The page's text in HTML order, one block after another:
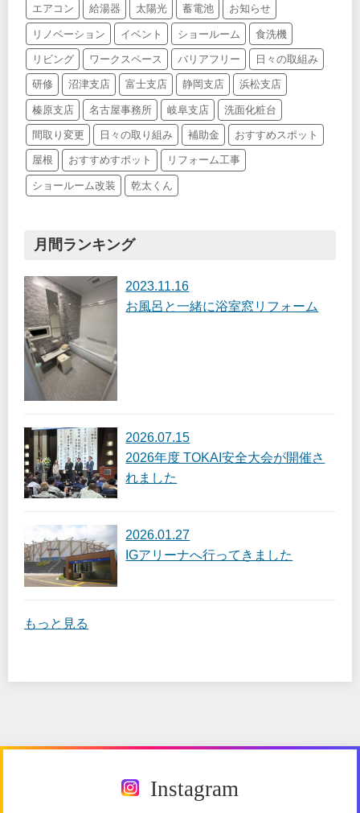
エアコン 給湯器 太陽光 蓄電池 お知らせ
リノベーション イベント ショールーム 食洗機
リビング ワークスペース バリアフリー 日々の取組み
研修 沼津支店 富士支店 静岡支店 浜松支店
榛原支店 名古屋事務所 岐阜支店 洗面化粧台
間取り変更 日々の取り組み 補助金 おすすめスポット
屋根 おすすめすポット リフォーム工事
ショールーム改装 乾太くん
月間ランキング
2023.11.16
お風呂と一緒に浴室窓リフォーム
2026.07.15
2026年度 TOKAI安全大会が開催さ
れました
2026.01.27
IGアリーナへ行ってきました
もっと見る
Instagram